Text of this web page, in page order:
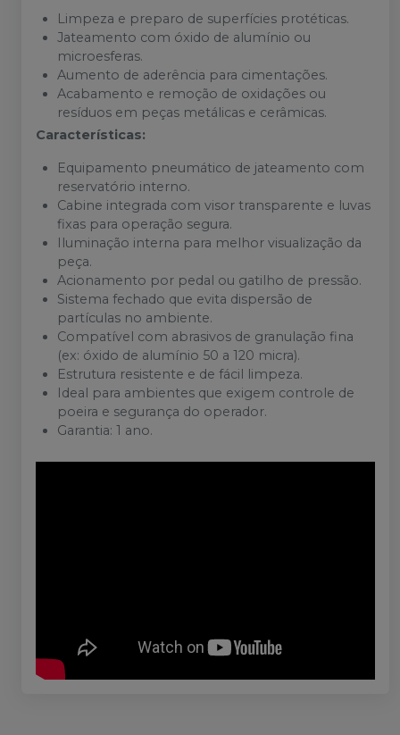
Limpeza e preparo de superfícies protéticas.
Jateamento com óxido de alumínio ou
microesferas.
Aumento de aderência para cimentações.
Acabamento e remoção de oxidações ou
resíduos em peças metálicas e cerâmicas.
Características:
Equipamento pneumático de jateamento com
reservatório interno.
Cabine integrada com visor transparente e luvas
fixas para operação segura.
Iluminação interna para melhor visualização da
peça.
Acionamento por pedal ou gatilho de pressão.
Sistema fechado que evita dispersão de
partículas no ambiente.
Compatível com abrasivos de granulação fina
(ex: óxido de alumínio 50 a 120 micra).
Estrutura resistente e de fácil limpeza.
Ideal para ambientes que exigem controle de
poeira e segurança do operador.
Garantia: 1 ano.